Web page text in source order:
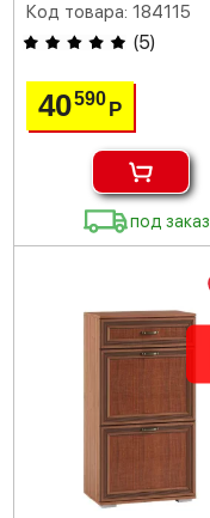
Код товара: 184115
(5)
40590 Р
под заказ